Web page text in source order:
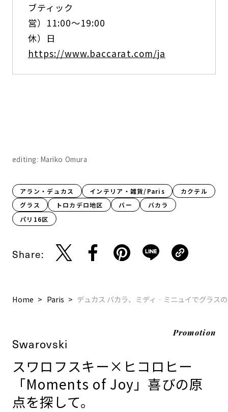
ブティック
営）11:00〜19:00
休）日
https://www.baccarat.com/ja
editing: Mariko Omura
アラン・デュカス インテリア・雑貨/Paris
カクテル
グラス
トロカデロ地区 バー
バカラ
パリ16区
Share:
Home Paris デュカス バカラ、ミディ‐ミニュイでグラス
Promotion
Swarovski
スワロフスキー×ヒコロヒー
「Moments of Joy」喜びの原
点を探して。